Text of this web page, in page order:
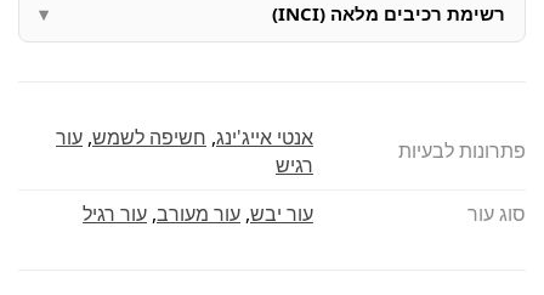
רשימת רכיבים מלאה (INCI)
פתרונות לבעיות אנטי אייג'ינג, חשיפה לשמש, עור
רגיש
סוג עור
עור יבש, עור מעורב, עור רגיל